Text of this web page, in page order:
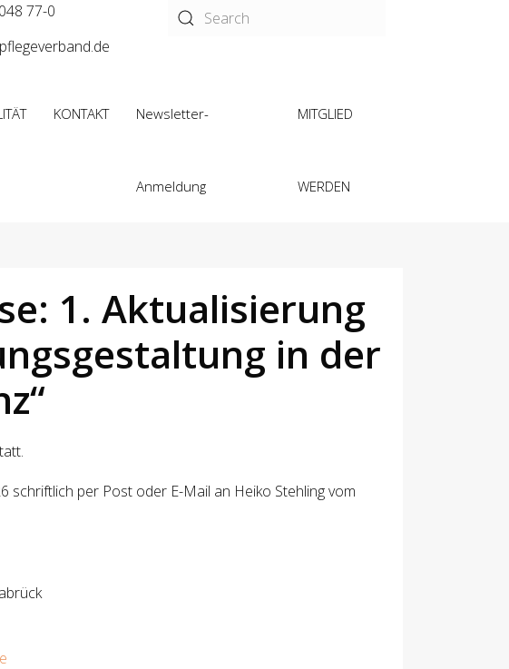
77-0
KONTAKT Newsletter-
Anmeldung
MITGLIED
WERDEN
1. Aktualisierung
in der
schriftlich per Post oder E-Mail an Heiko Stehling vom